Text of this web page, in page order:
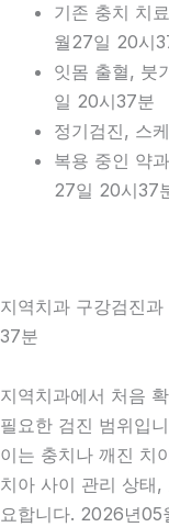
기존 충치 치
월27일 20시
잇몸 출혈, 붓
일 20시37분
정기검진, 스
복용 중인 약
27일 20시37
지역치과 구강검진
37분
지역치과에서 처음
필요한 검진 범위입
이는 충치나 깨진 치
치아 사이 관리 상태
요합니다. 2026년05